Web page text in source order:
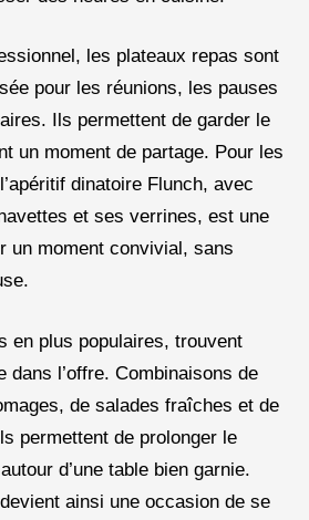
les plateaux repas sont
pour les réunions, les pauses
Ils permettent de garder le
un moment de partage. Pour les
dinatoire Flunch, avec
et ses verrines, est une
un moment convivial, sans
en plus populaires, trouvent
dans l’offre. Combinaisons de
de salades fraîches et de
permettent de prolonger le
d’une table bien garnie.
ainsi une occasion de se